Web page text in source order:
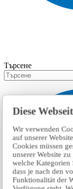
Diese
Wir verwenden
auf unserer
Cookies müssen
unserer Website
welche Kategorien
dass je nach den
Funktionalität der
Търсене